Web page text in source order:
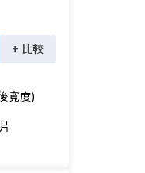
+ 比較
寬度)